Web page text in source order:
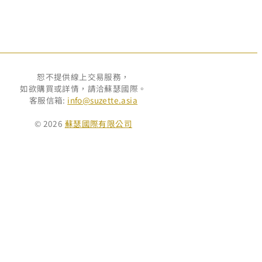
恕不提供線上交易服務，
如欲購買或詳情，請洽蘇瑟國際。
客服信箱: info@suzette.asia
© 2026 蘇瑟國際有限公司